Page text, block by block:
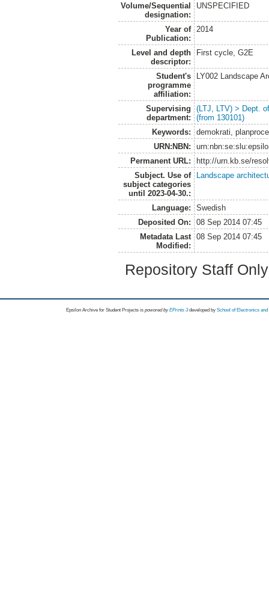
Volume/Sequential
designation:
UNSPECIFIED
Year of
Publication:
2014
Level and depth
descriptor:
First cycle, G2E
Student's
programme
affiliation:
LY002 Landscape
Supervising
department:
(LTJ, LTV) > Dept.
(from 130101)
Keywords:
demokrati,
URN:NBN:
Permanent URL:
http://urn.kb.se/
Subject. Use of
subject categories
until 2023-04-30.:
Landscape
Language:
Swedish
Deposited On:
08 Sep 2014 07:45
Metadata Last
Modified:
08 Sep 2014 07:45
Repository Staff
Epsilon Archive for Student Projects is powored byEPrints 3 developed by School of Electronics